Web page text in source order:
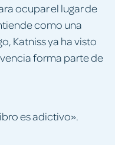
ocupar el lugar de
como una
Katniss ya ha visto
forma parte de
es adictivo».